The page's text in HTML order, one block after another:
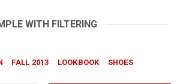
WITH FILTERING
FALL 2013 LOOKBOOK SHOES